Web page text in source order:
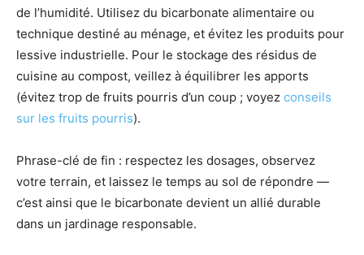
de l’humidité. Utilisez du bicarbonate alimentaire ou
technique destiné au ménage, et évitez les produits pour
lessive industrielle. Pour le stockage des résidus de
cuisine au compost, veillez à équilibrer les apports
(évitez trop de fruits pourris d’un coup ; voyez conseils
sur les fruits pourris).
Phrase-clé de fin : respectez les dosages, observez
votre terrain, et laissez le temps au sol de répondre —
c’est ainsi que le bicarbonate devient un allié durable
dans un jardinage responsable.